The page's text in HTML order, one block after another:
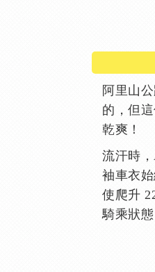
阿里山
的，但
乾爽！
流汗時
袖車衣
使爬升
騎乘狀態